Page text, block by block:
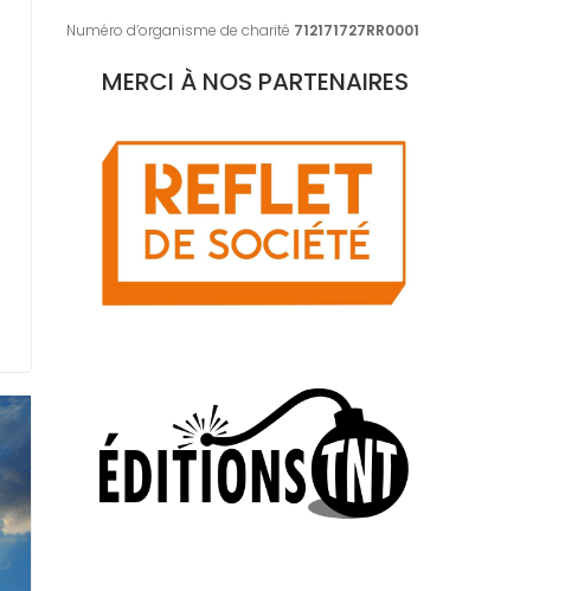
Numéro d’organisme de charité 712171727RR0001
MERCI À NOS PARTENAIRES